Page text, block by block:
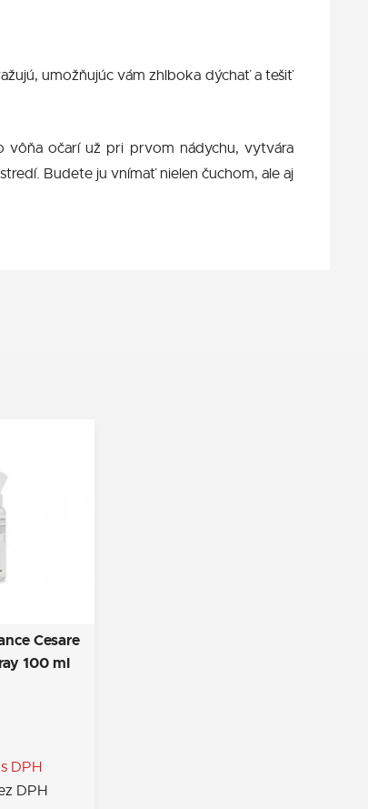
umožňujúc vám zhlboka dýchať a tešiť
vôňa očarí už pri prvom nádychu, vytvára
Budete ju vnímať nielen čuchom, ale aj
Cesare
100 ml
s DPH
DPH